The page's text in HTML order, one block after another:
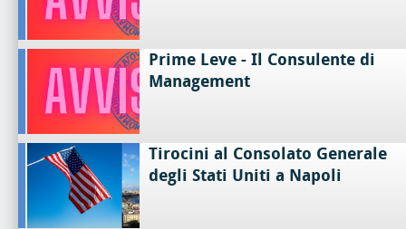
Prime Leve - Il Consulente di
Management
Tirocini al Consolato Generale
degli Stati Uniti a Napoli